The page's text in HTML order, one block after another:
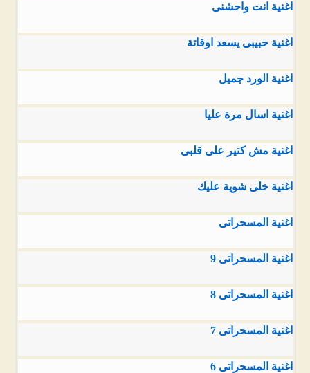
اغنية انت واحشنى
اغنية حبيبى يسعد اوقاتة
اغنية الورد جميل
اغنية اسال مرة عليا
اغنية مش كتير على قلبى
اغنية خلى شوية عليك
اغنية المسحراتى
اغنية المسحراتى 9
اغنية المسحراتى 8
اغنية المسحراتى 7
اغنية المسحراتى 6